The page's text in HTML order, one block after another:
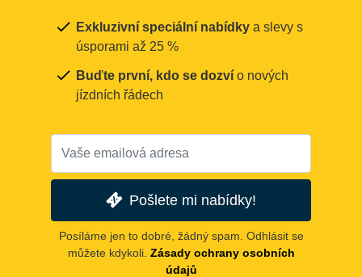
Exkluzivní speciální nabídky a slevy s
úsporami až 25 %
Buďte první, kdo se dozví o nových
jízdních řádech
Pošlete mi nabídky!
Posíláme jen to dobré, žádný spam. Odhlásit se
můžete kdykoli. Zásady ochrany osobních
údajů